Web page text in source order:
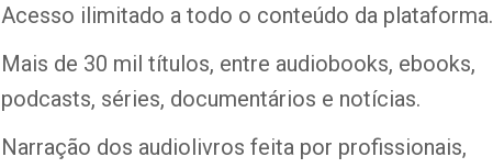
Acesso ilimitado a todo o conteúdo da plataforma.
Mais de 30 mil títulos, entre audiobooks, ebooks,
podcasts, séries, documentários e notícias.
Narração dos audiolivros feita por profissionais,